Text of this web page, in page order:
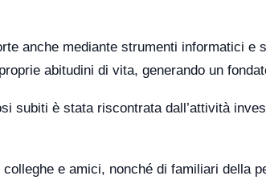
anche mediante strumenti informatici
abitudini di vita, generando un
subiti è stata riscontrata dall’attività
e amici, nonché di familiari della